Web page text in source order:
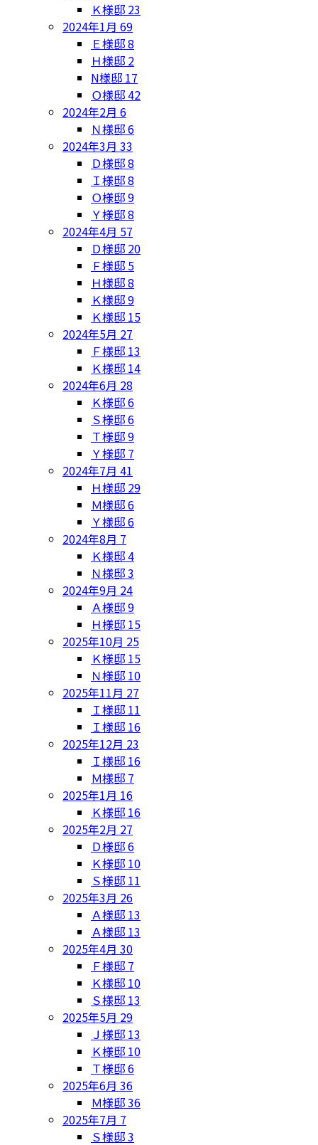
Ｋ様邸 23
2024年1月 69
Ｅ様邸8
Ｈ様邸 2
N様邸 17
Ｏ様邸42
2024年2月 6
Ｎ様邸6
2024年3月 33
Ｄ様邸8
Ｉ様邸8
Ｏ様邸9
Ｙ様邸8
2024年4月 57
Ｄ様邸 20
Ｆ様邸 5
Ｈ様邸8
Ｋ様邸9
Ｋ様邸 15
2024年5月 27
Ｆ様邸 13
Ｋ様邸 14
2024年6月 28
Ｋ様邸6
Ｓ様邸6
Ｔ様邸9
Ｙ様邸 7
2024年7月 41
Ｈ様邸 29
Ｍ様邸6
Ｙ様邸6
2024年8月 7
Ｋ様邸4
Ｎ様邸3
2024年9月 24
Ａ様邸9
Ｈ様邸 15
2025年10月 25
Ｋ様邸 15
Ｎ様邸 10
2025年11月 27
Ｉ様邸 11
Ｉ様邸 16
2025年12月 23
Ｉ様邸 16
Ｍ様邸 7
2025年1月 16
Ｋ様邸 16
2025年2月 27
Ｄ様邸6
Ｋ様邸 10
Ｓ様邸 11
2025年3月 26
Ａ様邸 13
Ａ様邸 13
2025年4月 30
Ｆ様邸 7
Ｋ様邸 10
Ｓ様邸 13
2025年5月 29
Ｊ様邸 13
Ｋ様邸 10
Ｔ様邸6
2025年6月 36
Ｍ様邸36
2025年7月 7
Ｓ様邸3